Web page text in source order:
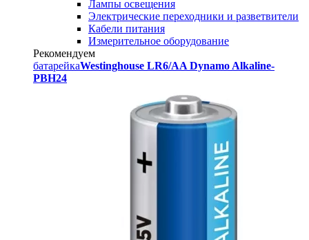
Лампы освещения
Электрические переходники и разветвители
Кабели питания
Измерительное оборудование
Рекомендуем
батарейкаWestinghouse LR6/AA Dynamo Alkaline-
PBH24